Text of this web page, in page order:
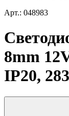
Арт.: 048983
8mm
IP20,